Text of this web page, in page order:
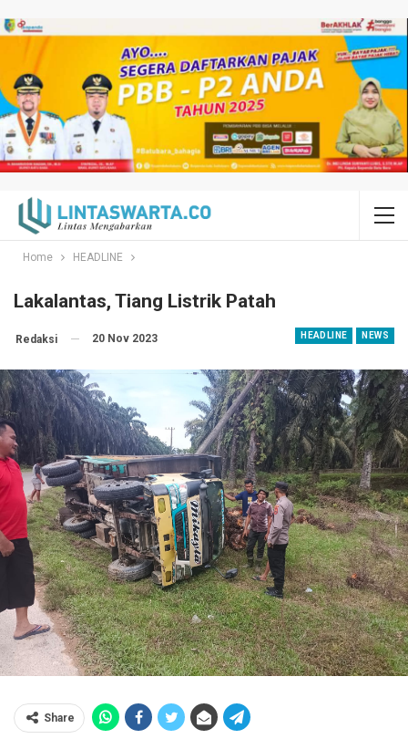
Home HEADLINE
Lakalantas, Tiang Listrik Patah
HEADLINE NEWS
Redaksi 20 Nov 2023
Share